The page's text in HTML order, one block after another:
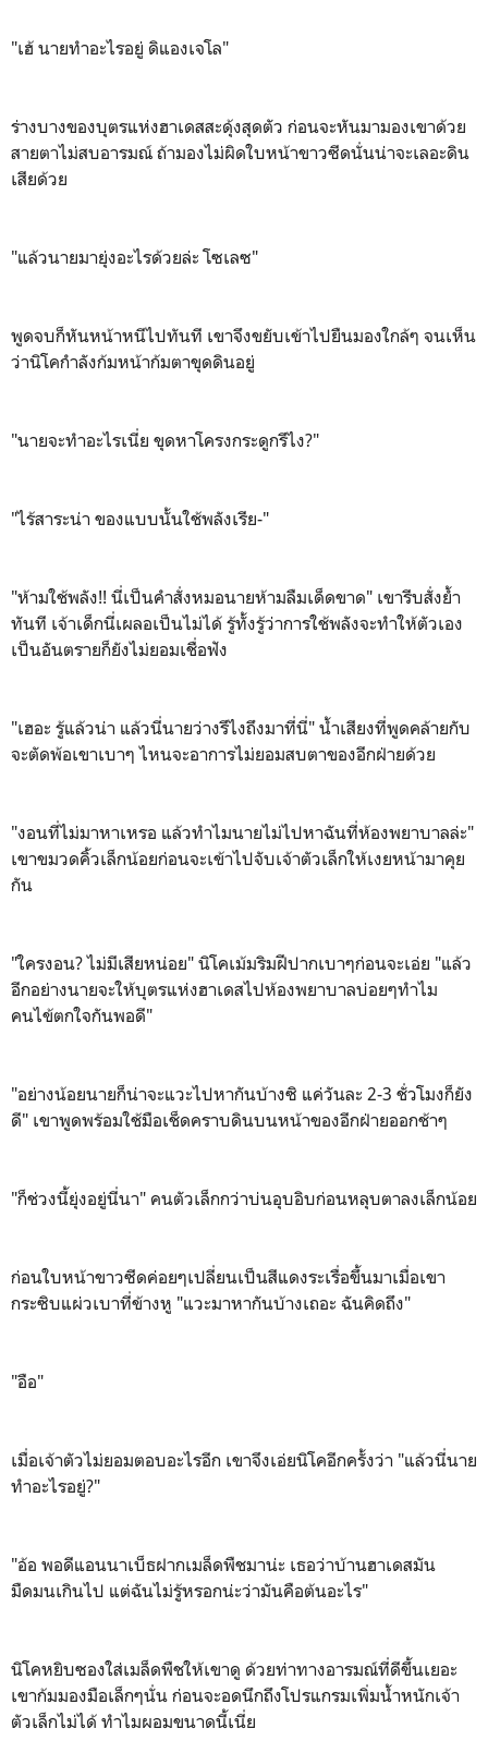
"เฮ้ นายทำอะไรอยู่ ดิแองเจโล"
ร่างบางของบุตรแห่งฮาเดสสะดุ้งสุดตัว ก่อนจะหันมามองเขาด้วย
สายตาไม่สบอารมณ์ ถ้ามองไม่ผิดใบหน้าขาวซีดนั่นน่าจะเลอะดิน
เสียด้วย
"แล้วนายมายุ่งอะไรด้วยล่ะ โซเลซ"
พูดจบก็หันหน้าหนีไปทันที เขาจึงขยับเข้าไปยืนมองใกล้ๆ จนเห็น
ว่านิโคกำลังก้มหน้าก้มตาขุดดินอยู่
"นายจะทำอะไรเนี่ย ขุดหาโครงกระดูกรึไง?"
"ไร้สาระน่า ของแบบนั้นใช้พลังเรีย-"
"ห้ามใช้พลัง!! นี่เป็นคำสั่งหมอนายห้ามลืมเด็ดขาด" เขารีบสั่งย้ำ
ทันที เจ้าเด็กนี่เผลอเป็นไม่ได้ รู้ทั้งรู้ว่าการใช้พลังจะทำให้ตัวเอง
เป็นอันตรายก็ยังไม่ยอมเชื่อฟัง
"เฮอะ รู้แล้วน่า แล้วนี่นายว่างรึไงถึงมาที่นี่" น้ำเสียงที่พูดคล้ายกับ
จะตัดพ้อเขาเบาๆ ไหนจะอาการไม่ยอมสบตาของอีกฝ่ายด้วย
"งอนที่ไม่มาหาเหรอ แล้วทำไมนายไม่ไปหาฉันที่ห้องพยาบาลล่ะ"
เขาขมวดคิ้วเล็กน้อยก่อนจะเข้าไปจับเจ้าตัวเล็กให้เงยหน้ามาคุย
กัน
"ใครงอน? ไม่มีเสียหน่อย" นิโคเม้มริมฝีปากเบาๆก่อนจะเอ่ย "แล้ว
อีกอย่างนายจะให้บุตรแห่งฮาเดสไปห้องพยาบาลบ่อยๆทำไม
คนไข้ตกใจกันพอดี"
"อย่างน้อยนายก็น่าจะแวะไปหากันบ้างซิ แค่วันละ 2-3 ชั่วโมงก็ยัง
ดี" เขาพูดพร้อมใช้มือเช็ดคราบดินบนหน้าของอีกฝ่ายออกช้าๆ
"ก็ช่วงนี้ยุ่งอยู่นี่นา" คนตัวเล็กกว่าบ่นอุบอิบก่อนหลุบตาลงเล็กน้อย
ก่อนใบหน้าขาวซีดค่อยๆเปลี่ยนเป็นสีแดงระเรื่อขึ้นมาเมื่อเขา
กระซิบแผ่วเบาที่ข้างหู "แวะมาหากันบ้างเถอะ ฉันคิดถึง"
"อือ"
เมื่อเจ้าตัวไม่ยอมตอบอะไรอีก เขาจึงเอ่ยนิโคอีกครั้งว่า "แล้วนี่นาย
ทำอะไรอยู่?"
"อ้อ พอดีแอนนาเบ็ธฝากเมล็ดพืชมาน่ะ เธอว่าบ้านฮาเดสมัน
มืดมนเกินไป แต่ฉันไม่รู้หรอกน่ะว่ามันคือต้นอะไร"
นิโคหยิบซองใส่เมล็ดพืชให้เขาดู ด้วยท่าทางอารมณ์ที่ดีขึ้นเยอะ
เขาก้มมองมือเล็กๆนั่น ก่อนจะอดนึกถึงโปรแกรมเพิ่มน้ำหนักเจ้า
ตัวเล็กไม่ได้ ทำไมผอมขนาดนี้เนี่ย